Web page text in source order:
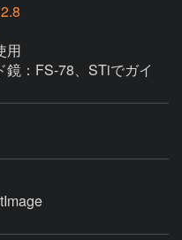
用
：FS-78、STiでガイ